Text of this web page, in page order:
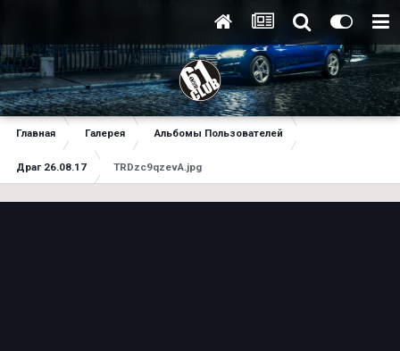
Главная Галерея Альбомы Пользователей
Драг 26.08.17 TRDzc9qzevA.jpg